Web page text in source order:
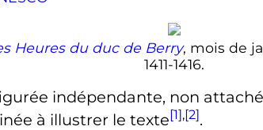
Heures du duc de Berry, mois de
1411-1416.
indépendante, non
à illustrer le texte[1],[2].